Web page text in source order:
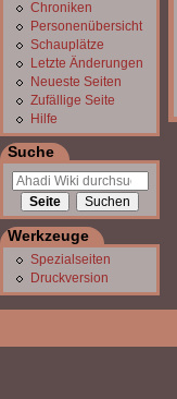
Chroniken
Personenübersicht
Schauplätze
Letzte Änderungen
Neueste Seiten
Zufällige Seite
Hilfe
Suche
Werkzeuge
Spezialseiten
Druckversion